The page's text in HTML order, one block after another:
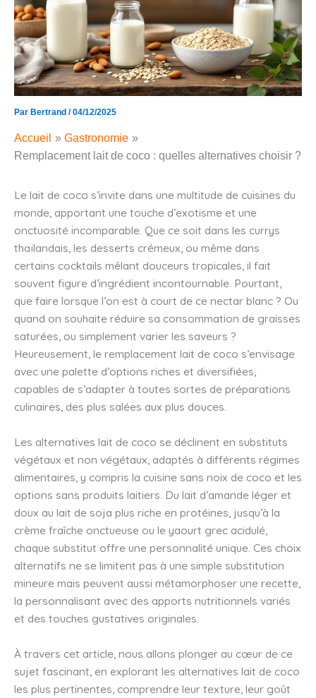
Par Bertrand /04/12/2025
Accueil
Gastronomie
Remplacement lait de coco : quelles alternatives choisir ?
Le lait de coco s’invite dans une multitude de cuisines du
monde, apportant une touche d’exotisme et une
onctuosité incomparable. Que ce soit dans les currys
thaïlandais, les desserts crémeux, ou même dans
certains cocktails mêlant douceurs tropicales, il fait
souvent figure d’ingrédient incontournable. Pourtant,
que faire lorsque l’on est à court de ce nectar blanc ? Ou
quand on souhaite réduire sa consommation de graisses
saturées, ou simplement varier les saveurs ?
Heureusement, le remplacement lait de coco s’envisage
avec une palette d’options riches et diversifiées,
capables de s’adapter à toutes sortes de préparations
culinaires, des plus salées aux plus douces.
Les alternatives lait de coco se déclinent en substituts
végétaux et non végétaux, adaptés à différents régimes
alimentaires, y compris la cuisine sans noix de coco et les
options sans produits laitiers. Du lait d’amande léger et
doux au lait de soja plus riche en protéines, jusqu’à la
crème fraîche onctueuse ou le yaourt grec acidulé,
chaque substitut offre une personnalité unique. Ces choix
alternatifs ne se limitent pas à une simple substitution
mineure mais peuvent aussi métamorphoser une recette,
la personnalisant avec des apports nutritionnels variés
et des touches gustatives originales.
À travers cet article, nous allons plonger au cœur de ce
sujet fascinant, en explorant les alternatives lait de coco
les plus pertinentes, comprendre leur texture, leur goût